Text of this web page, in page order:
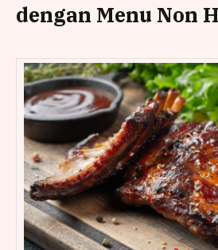
dengan Menu Non